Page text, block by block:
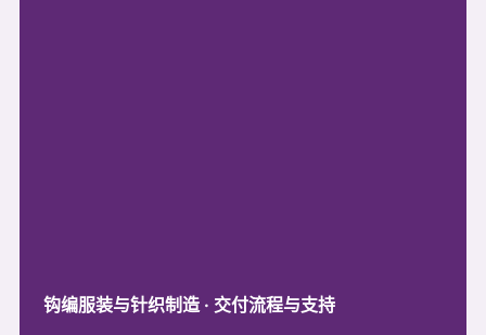
钩编服装与针织制造 · 交付流程与支持